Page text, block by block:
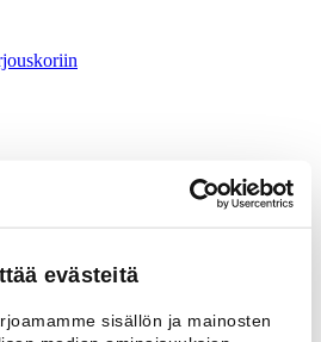
evästeitä
sisällön ja mainosten